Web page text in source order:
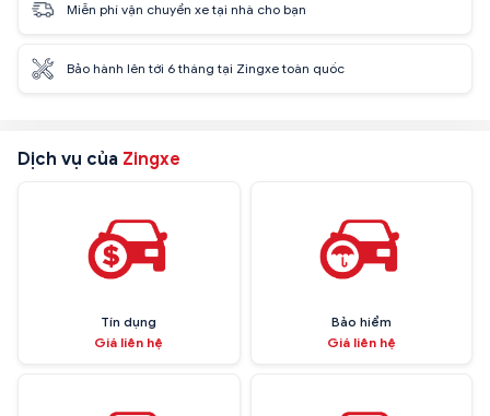
Miễn phí vận chuyển xe tại nhà cho bạn
Bảo hành lên tới 6 tháng tại Zingxe toàn quốc
Dịch vụ của Zingxe
Tín dụng
Giá liên hệ
Bảo hiểm
Giá liên hệ